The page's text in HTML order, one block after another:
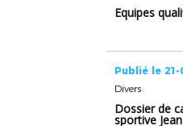
Equipes
Publié le 21-
Divers
Dossier de
sportive